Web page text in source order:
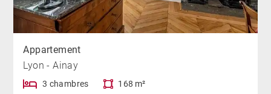
Appartement
Lyon - Ainay
3 chambres 168 m²